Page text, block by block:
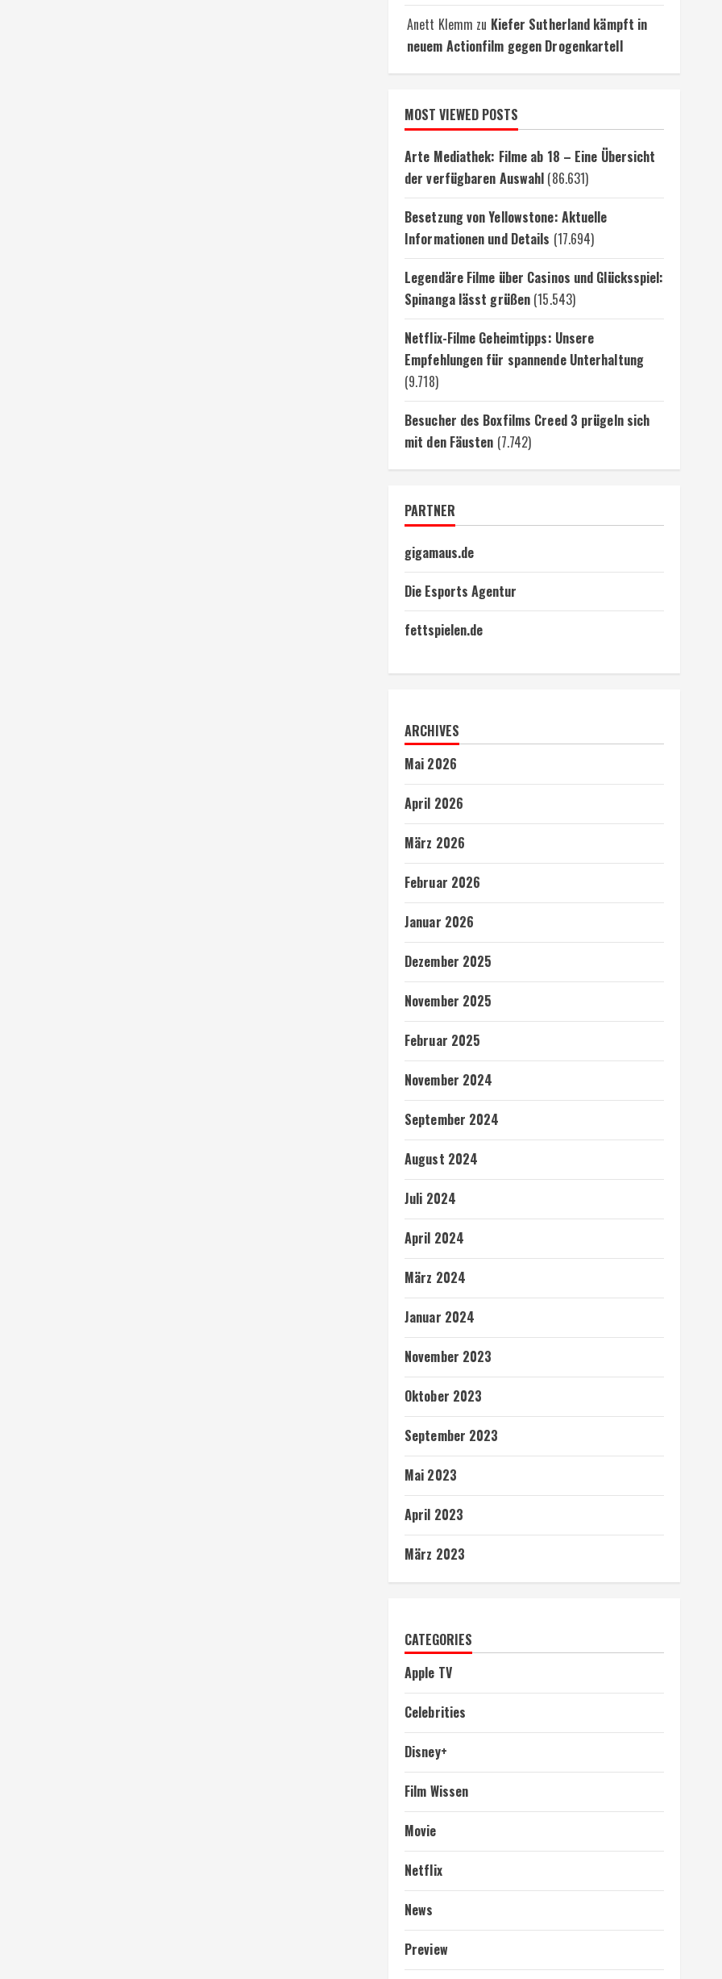
Anett Klemm zu Kiefer Sutherland kämpft in
neuem Actionfilm gegen Drogenkartell
MOST VIEWED POSTS
Arte Mediathek: Filme ab 18 – Eine Übersicht
der verfügbaren Auswahl (86.631)
Besetzung von Yellowstone: Aktuelle
Informationen und Details (17.694)
Legendäre Filme über Casinos und Glücksspiel:
Spinanga lässt grüßen (15.543)
Netflix-Filme Geheimtipps: Unsere
Empfehlungen für spannende Unterhaltung
(9.718)
Besucher des Boxfilms Creed 3 prügeln sich
mit den Fäusten (7.742)
PARTNER
gigamaus.de
Die Esports Agentur
fettspielen.de
ARCHIVES
Mai 2026
April 2026
März 2026
Februar 2026
Januar 2026
Dezember 2025
November 2025
Februar 2025
November 2024
September 2024
August 2024
Juli 2024
April 2024
März 2024
Januar 2024
November 2023
Oktober 2023
September 2023
Mai 2023
April 2023
März 2023
CATEGORIES
Apple TV
Celebrities
Disney+
Film Wissen
Movie
Netflix
News
Preview